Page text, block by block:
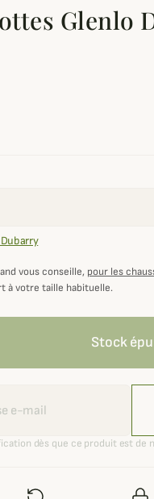
Glenlo
vous conseille, pour les
à votre taille habituelle.
Stock
dès que ce produit est de